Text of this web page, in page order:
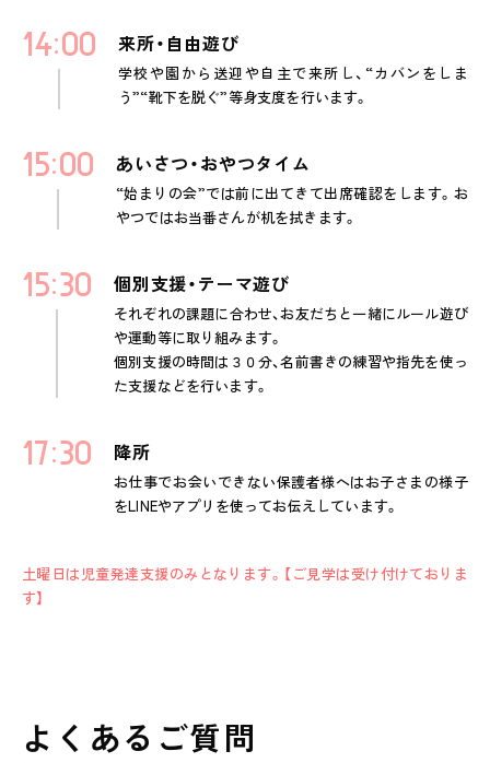
14 00 来所・自由遊び
学校や園から送迎や自主で来所し、“カバンをしま
う”“靴下を脱ぐ”等身支度を行います。
15 00 あいさつ・おやつタイム
“始まりの会”では前に出てきて出席確認をします。お
やつではお当番さんが机を拭きます。
15 30 個別支援・テーマ遊び
それぞれの課題に合わせ、お友だちと一緒にルール遊び
や運動等に取り組みます。
個別支援の時間は３０分、名前書きの練習や指先を使っ
た支援などを行います。
17 30 降所
お仕事でお会いできない保護者様へはお子さまの様子
をLINEやアプリを使ってお伝えしています。
土曜日は児童発達支援のみとなります。【ご見学は受け付けておりま
す】
よくあるご質問